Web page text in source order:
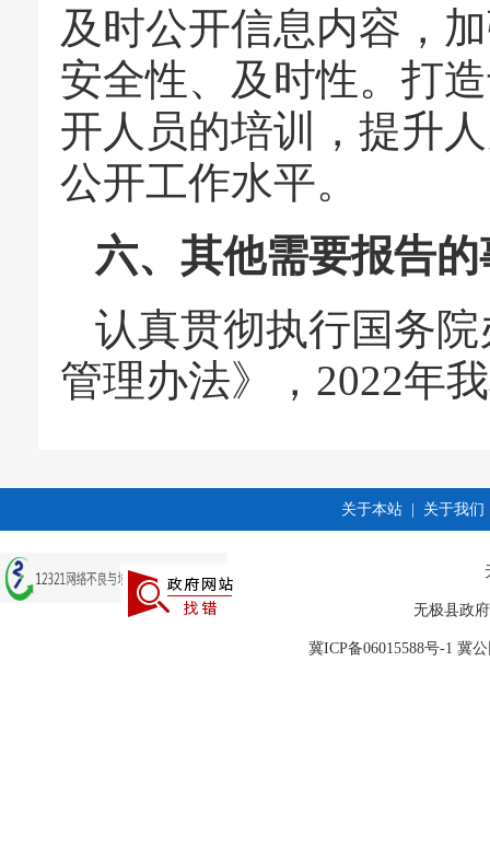
及时公开信息内容，
安全性、及时性。打
开人员的培训，提升
公开工作水平。
六、其他需要报告的
认真贯彻执行国务
管理办法》，2022年